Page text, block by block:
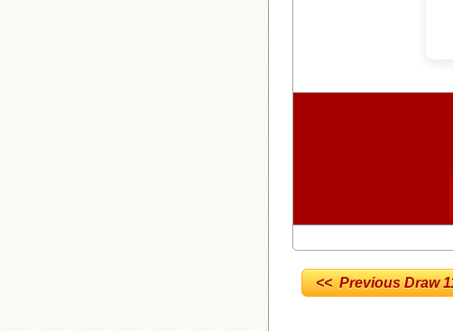
<< Previous Draw